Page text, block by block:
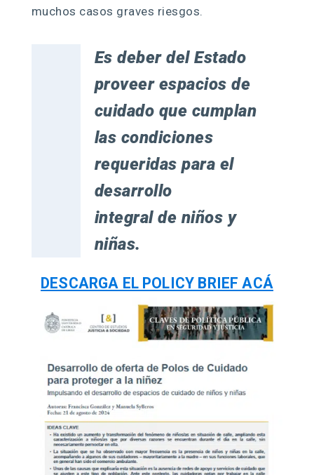
muchos casos graves riesgos.
Es deber del Estado
proveer espacios de
cuidado que cumplan
las condiciones
requeridas para el
desarrollo
integral de niños y
niñas.
DESCARGA EL POLICY BRIEF ACÁ